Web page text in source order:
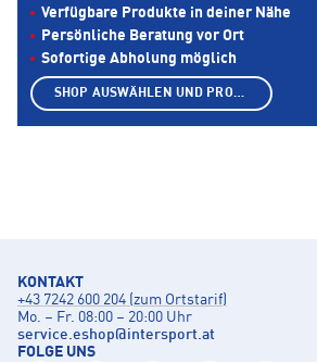
Verfügbare Produkte in deiner Nähe
Persönliche Beratung vor Ort
Sofortige Abholung möglich
SHOP AUSWÄHLEN UND PRODUKTE ANZEIGEN
KONTAKT
+43 7242 600 204 (zum Ortstarif)
Mo. – Fr. 08:00 – 20:00 Uhr
service.eshop@intersport.at
FOLGE UNS